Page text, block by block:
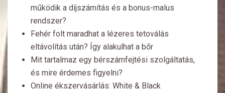
működik a díjszámítás és a bonus-malus
rendszer?
Fehér folt maradhat a lézeres tetoválás
eltávolítás után? Így alakulhat a bőr
Mit tartalmaz egy bérszámfejtési szolgáltatás,
és mire érdemes figyelni?
Online ékszervásárlás: White & Black